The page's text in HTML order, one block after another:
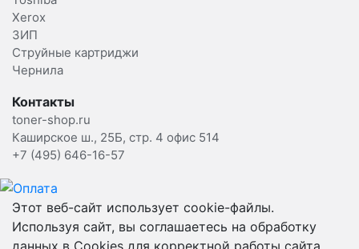
Xerox
ЗИП
Струйные картриджи
Чернила
Контакты
toner-shop.ru
Каширское ш., 25Б, стр. 4 офис 514
+7 (495) 646-16-57
Этот веб-сайт использует cookie-файлы.
Используя сайт, вы соглашаетесь на обработку
данных в Cookies для корректной работы сайта,